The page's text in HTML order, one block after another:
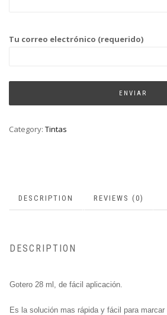
Tu correo electrónico (requerido)
Category: Tintas
DESCRIPTION REVIEWS (0)
DESCRIPTION
Gotero 28 ml, de fácil aplicación.
Es la solución mas rápida y fácil para marcar